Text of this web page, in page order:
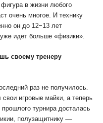
в жизни любого
очень многое. И технику
он до 12−13 лет
идет больше «физики».
своему тренеру
раз не получилось.
свои игровые майки, а теперь
турнира досталась
полузащитнику —